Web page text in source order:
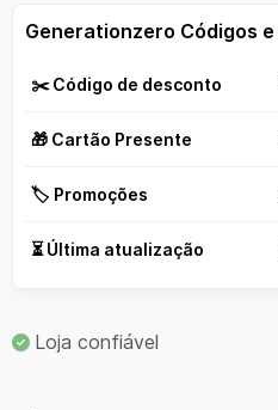
Generationzero Códigos
✂️ Código de desconto
🎁 Cartão Presente
🏷️ Promoções
⏳ Última atualização
Loja confiável